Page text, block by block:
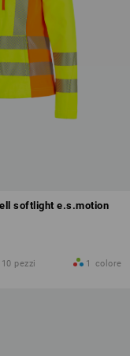
softlight e.s.motion
pezzi 1 colore